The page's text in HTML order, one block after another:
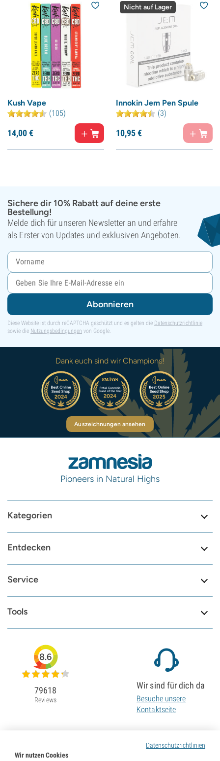
Kush Vape
(105)
14,00€
Nicht auf Lager
Innokin Jem Pen Spule
(3)
10,95€
Sichere dir 10% Rabatt auf deine erste
Bestellung!
Melde dich für unseren Newsletter an und erfahre
als Erster von Updates und exklusiven Angeboten.
Abonnieren
Diese Website ist durch reCAPTCHA geschützt und es gelten die Datenschutzrichtlinie
sowie die Nutzungsbedingungen von Google.
Dank euch sind wir Champions!
Auszeichnungen ansehen
Pioneers in Natural Highs
Kategorien
Entdecken
Service
Tools
Datenschutzrichtlinien
Wir nutzen Cookies
8.6
79618
Reviews
Wir sind für dich da
Besuche unsere
Kontaktseite